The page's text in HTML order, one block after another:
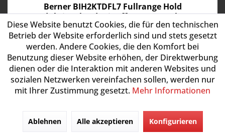
Berner BIH2KTDFL7 Fullrange Hold
Induktionsherd mit offenem Unterbau
Aufgrund der aktuell hohen Bestellmenge bitten wir Sie
die Lieferzeiten bei Bestellung separat abzuklären!
Induktionsherd ist nicht gleich Induktionsherd. Oder wie
in diesem Fall Induktionskochfeld. Das Berner BIH2KTDFL7
bietet im...
Artikel-Nr.:BIH2KTDFL7
6.528,00 € *
Versandkostenfrei in Deutschland (außer Inseln)
Lieferzeit 14 - 20 Werktage
Diese Website benutzt Cookies, die für den technischen
Betrieb der Website erforderlich sind und stets gesetzt
werden. Andere Cookies, die den Komfort bei
Benutzung dieser Website erhöhen, der Direktwerbung
dienen oder die Interaktion mit anderen Websites und
sozialen Netzwerken vereinfachen sollen, werden nur
mit Ihrer Zustimmung gesetzt. Mehr Informationen
Ablehnen Alle akzeptieren Konfigurieren